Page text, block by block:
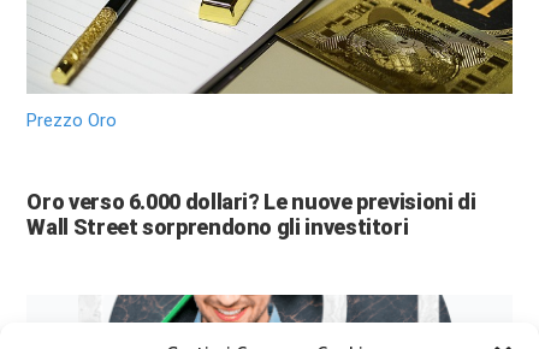
Prezzo Oro
Oro verso 6.000 dollari? Le nuove previsioni di
Wall Street sorprendono gli investitori